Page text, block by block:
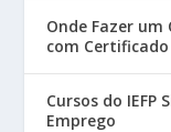
Onde Fazer
com Certificado
Cursos do
Emprego